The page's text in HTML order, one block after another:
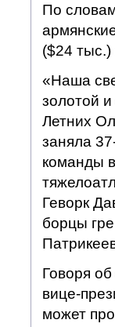
По
($24 тыс.)
«Наша
золотой
Летних
заняла
команды
Геворк
борцы
Говоря
вице-
может